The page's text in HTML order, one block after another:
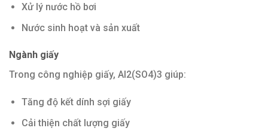
Xử lý nước hồ bơi
Nước sinh hoạt và sản xuất
Ngành giấy
Trong công nghiệp giấy, Al2(SO4)3 giúp:
Tăng độ kết dính sợi giấy
Cải thiện chất lượng giấy